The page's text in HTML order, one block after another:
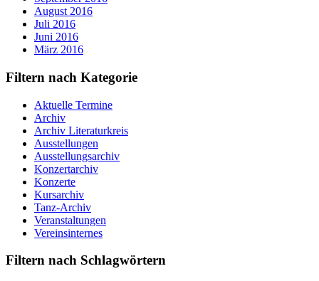
August 2016
Juli 2016
Juni 2016
März 2016
Filtern nach Kategorie
Aktuelle Termine
Archiv
Archiv Literaturkreis
Ausstellungen
Ausstellungsarchiv
Konzertarchiv
Konzerte
Kursarchiv
Tanz-Archiv
Veranstaltungen
Vereinsinternes
Filtern nach Schlagwörtern